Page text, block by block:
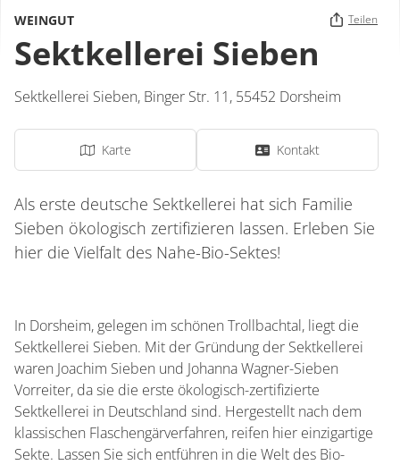
WEINGUT Teilen
Sektkellerei Sieben
Sektkellerei Sieben, Binger Str. 11, 55452 Dorsheim
Karte Kontakt
Als erste deutsche Sektkellerei hat sich Familie
Sieben ökologisch zertifizieren lassen. Erleben Sie
hier die Vielfalt des Nahe-Bio-Sektes!
In Dorsheim, gelegen im schönen Trollbachtal, liegt die
Sektkellerei Sieben. Mit der Gründung der Sektkellerei
waren Joachim Sieben und Johanna Wagner-Sieben
Vorreiter, da sie die erste ökologisch-zertifizierte
Sektkellerei in Deutschland sind. Hergestellt nach dem
klassischen Flaschengärverfahren, reifen hier einzigartige
Sekte. Lassen Sie sich entführen in die Welt des Bio-